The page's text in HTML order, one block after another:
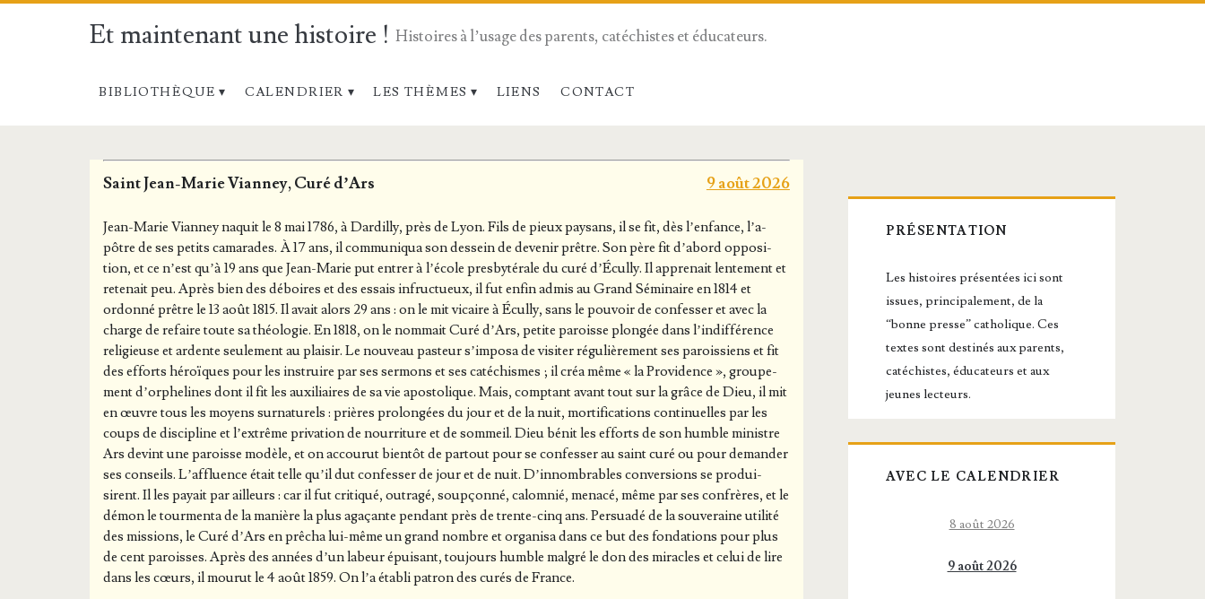
Et maintenant une histoire ! Histoires à l’usage des parents, catéchistes et éducateurs.
BIBLIOTHÈQUE CALENDRIER LES THÈMES LIENS CONTACT
Et
maintenant
une
histoire
Posts
9 août 2026
Saint Jean-Marie Vianney, Curé d’Ars
Jean-Marie Vian­ney naquit le 8 mai 1786, à Dar­dilly, près de Lyon. Fils de pieux pay­sans, il se fit, dès l’en­fance, l’a­
pôtre de ses petits cama­rades. À 17 ans, il com­mu­ni­qua son des­sein de deve­nir prêtre. Son père fit d’a­bord oppo­si­
tion, et ce n’est qu’à 19 ans que Jean-Marie put entrer à l’é­cole pres­by­té­rale du curé d’É­cul­ly. Il appre­nait len­te­ment et
rete­nait peu. Après bien des déboires et des essais infruc­tueux, il fut enfin admis au Grand Sémi­naire en 1814 et
ordon­né prêtre le 13 août 1815. Il avait alors 29 ans : on le mit vicaire à Écul­ly, sans le pou­voir de confes­ser et avec la
charge de refaire toute sa théo­lo­gie. En 1818, on le nom­mait Curé d’Ars, petite paroisse plon­gée dans l’in­dif­fé­rence
reli­gieuse et ardente seule­ment au plai­sir. Le nou­veau pas­teur s’im­po­sa de visi­ter régu­liè­re­ment ses parois­siens et fit
des efforts héroïques pour les ins­truire par ses ser­mons et ses caté­chismes ; il créa même « la Pro­vi­dence », grou­pe­
ment d’or­phe­lines dont il fit les auxi­liaires de sa vie apos­to­lique. Mais, comp­tant avant tout sur la grâce de Dieu, il mit
en œuvre tous les moyens sur­na­tu­rels : prières pro­lon­gées du jour et de la nuit, mor­ti­fi­ca­tions conti­nuelles par les
coups de dis­ci­pline et l’ex­trême pri­va­tion de nour­ri­ture et de som­meil. Dieu bénit les efforts de son humble ministre
Ars devint une paroisse modèle, et on accou­rut bien­tôt de par­tout pour se confes­ser au saint curé ou pour deman­der
ses conseils. L’af­fluence était telle qu’il dut confes­ser de jour et de nuit. D’in­nom­brables conver­sions se pro­dui­
sirent. Il les payait par ailleurs : car il fut cri­ti­qué, outra­gé, soup­çon­né, calom­nié, mena­cé, même par ses confrères, et le
démon le tour­men­ta de la manière la plus aga­çante pen­dant près de trente-cinq ans. Per­sua­dé de la sou­ve­raine uti­li­té
des mis­sions, le Curé d’Ars en prê­cha lui-même un grand nombre et orga­ni­sa dans ce but des fon­da­tions pour plus
de cent paroisses. Après des années d’un labeur épui­sant, tou­jours humble mal­gré le don des miracles et celui de lire
dans les cœurs, il mou­rut le 4 août 1859. On l’a éta­bli patron des curés de France.
Barre
latérale
principale
PRÉSENTATION
Les histoires présentées ici sont
issues, principalement, de la
“bonne presse” catholique. Ces
textes sont destinés aux parents,
catéchistes, éducateurs et aux
jeunes lecteurs.
AVEC LE CALENDRIER
8 août 2026
9 août 2026